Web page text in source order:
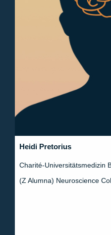
Heidi Pretorius
Charité-Universitätsmedizin
(Z Alumna) Neuroscience